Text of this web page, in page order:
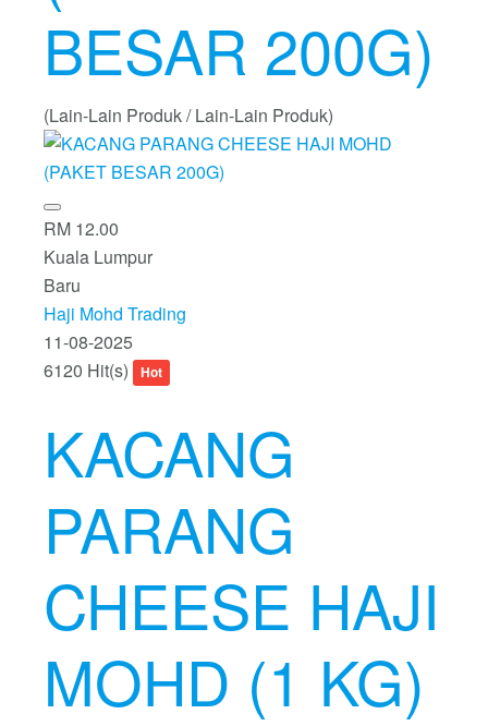
BESAR 200G)
(Lain-Lain Produk / Lain-Lain Produk)
RM 12.00
Kuala Lumpur
Baru
Haji Mohd Trading
11-08-2025
6120 Hit(s)
Hot
KACANG
PARANG
CHEESE HAJI
MOHD (1 KG)